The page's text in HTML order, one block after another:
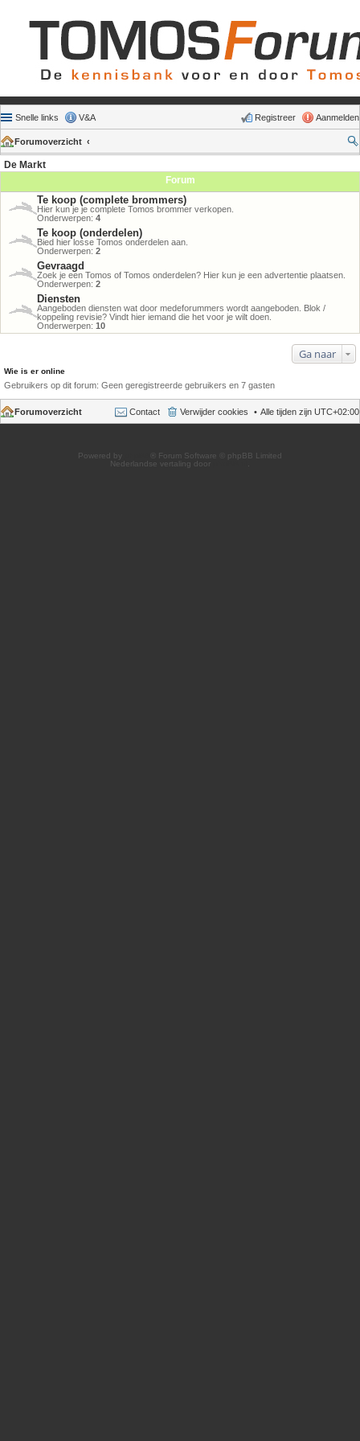
Snelle links V&A Aanmelden
Registreer
Forumoverzicht
De Markt
Forum
Te koop (complete brommers)
Hier kun je je complete Tomos brommer verkopen.
Onderwerpen: 4
Te koop (onderdelen)
Bied hier losse Tomos onderdelen aan.
Onderwerpen: 2
Gevraagd
Zoek je een Tomos of Tomos onderdelen? Hier kun je een advertentie plaatsen.
Onderwerpen: 2
Diensten
Aangeboden diensten wat door medeforummers wordt aangeboden. Blok /
koppeling revisie? Vindt hier iemand die het voor je wilt doen.
Onderwerpen: 10
Ga naar
Wie is er online
Gebruikers op dit forum: Geen geregistreerde gebruikers en 7 gasten
Forumoverzicht Alle tijden zijn UTC+02:00
Verwijder cookies
Contact
Powered by
® Forum Software © phpBB Limited
Nederlandse vertaling door
.